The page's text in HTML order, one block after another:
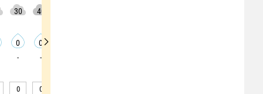
30 40
0 0
- -
0 0